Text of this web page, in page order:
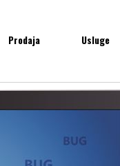
Prodaja Usluge